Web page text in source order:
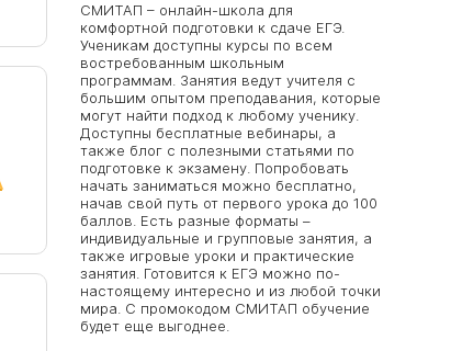
СМИТАП – онлайн-школа для
комфортной подготовки к сдаче ЕГЭ.
Ученикам доступны курсы по всем
востребованным школьным
программам. Занятия ведут учителя с
большим опытом преподавания, которые
могут найти подход к любому ученику.
Доступны бесплатные вебинары, а
также блог с полезными статьями по
подготовке к экзамену. Попробовать
начать заниматься можно бесплатно,
начав свой путь от первого урока до 100
баллов. Есть разные форматы –
индивидуальные и групповые занятия, а
также игровые уроки и практические
занятия. Готовится к ЕГЭ можно по-
настоящему интересно и из любой точки
мира. С промокодом СМИТАП обучение
будет еще выгоднее.